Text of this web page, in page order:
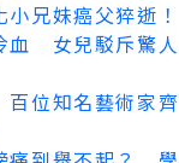
兄妹癌父猝逝！
血 女兒駁斥驚人
位知名藝術家齊